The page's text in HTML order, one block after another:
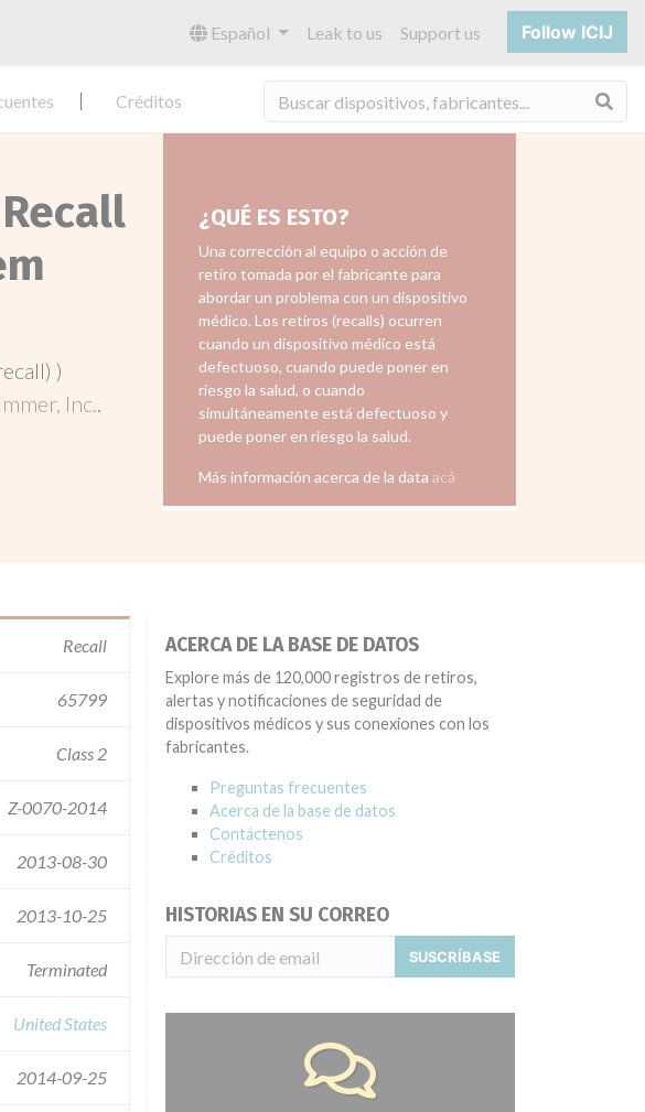
Español Leak to us Support us Follow ICIJ
Créditos
)
Inc..
¿QUÉ ES ESTO?
Una corrección al equipo o acción de
retiro tomada por el fabricante para
abordar un problema con un dispositivo
médico. Los retiros (recalls) ocurren
cuando un dispositivo médico está
defectuoso, cuando puede poner en
riesgo la salud, o cuando
simultáneamente está defectuoso y
puede poner en riesgo la salud.
Más información acerca de la data acá
Recall
65799
Class 2
Z-0070-2014
2013-08-30
2013-10-25
Terminated
United States
2014-09-25
ACERCA DE LA BASE DE DATOS
Explore más de 120,000 registros de retiros,
alertas y notificaciones de seguridad de
dispositivos médicos y sus conexiones con los
fabricantes.
Preguntas frecuentes
Acerca de la base de datos
Contáctenos
Créditos
HISTORIAS EN SU CORREO
SUSCRÍBASE